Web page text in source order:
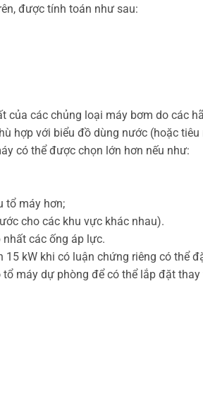
được tính toán như sau:
của các chủng loại máy bơm do các
hợp với biểu đồ dùng nước (hoặc tiêu
có thể được chọn lớn hơn nếu như:
tổ máy hơn;
cho các khu vực khác nhau).
các ống áp lực.
kW khi có luận chứng riêng có thể
máy dự phòng để có thể lắp đặt thay